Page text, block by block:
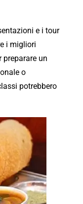
e itour
i migliori
preparare un
o
potrebbero